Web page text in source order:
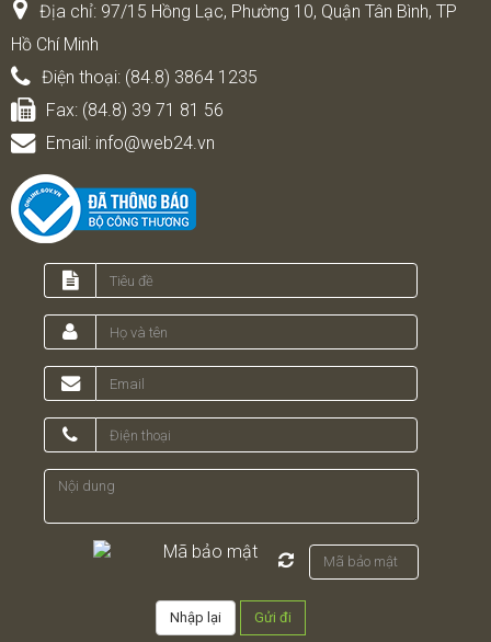
Địa chỉ: 97/15 Hồng Lạc, Phường 10, Quận Tân Bình, TP
Hồ Chí Minh
Điện thoại: (84.8) 3864 1235
Fax: (84.8) 39 71 81 56
Email: info@web24.vn